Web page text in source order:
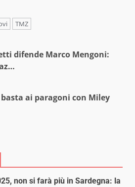
TMZ
difende Marco Mengoni:
basta ai paragoni con Miley
non si farà più in Sardegna: la